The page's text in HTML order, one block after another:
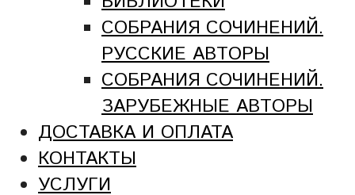
СОБРАНИЯ СОЧИНЕНИЙ.
РУССКИЕ АВТОРЫ
СОБРАНИЯ СОЧИНЕНИЙ.
ЗАРУБЕЖНЫЕ АВТОРЫ
ДОСТАВКА И ОПЛАТА
КОНТАКТЫ
УСЛУГИ